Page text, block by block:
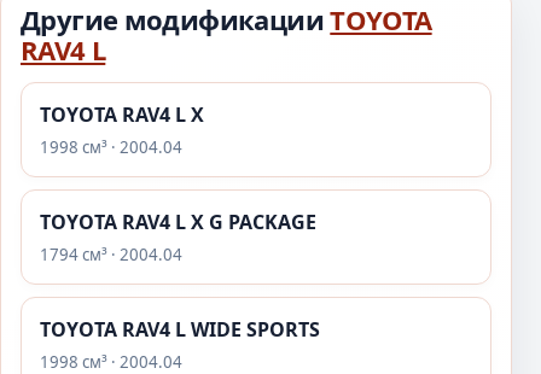
Другие модификацииTOYOTA
RAV4 L
TOYOTA RAV4 L X
1998 см³ · 2004.04
TOYOTA RAV4 L X G PACKAGE
1794 см³ · 2004.04
TOYOTA RAV4 L WIDE SPORTS
1998 см³ · 2004.04